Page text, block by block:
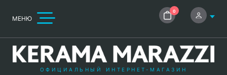
МЕНЮ
0
ОФИЦИАЛЬНЫЙ ИНТЕРНЕТ-МАГАЗИН